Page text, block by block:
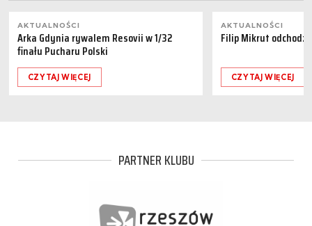
AKTUALNOŚCI
Arka Gdynia rywalem Resovii w 1/32
finału Pucharu Polski
CZYTAJ WIĘCEJ
AKTUALNOŚCI
Filip Mikrut
CZYTAJ WIĘCEJ
PARTNER KLUBU